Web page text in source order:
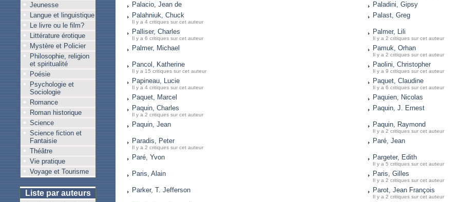
Jeunesse
Langue et linguistique
Le livre ou le film?
Littérature érotique
Mystère et Policier
Philosophie, religion
et spiritualité
Poésie
Psychologie et
Sociologie
Romance
Roman historique
Science
Science fiction et
Fantaisie
Théâtre
Vie pratique
Voyage et Tourisme
Liste par auteurs
Palacio, Jean de
Paladini, Gipsy
Palahniuk, Chuck
Il y a 4 critiques sur cet auteur
Palast, Greg
Palliser, Charles
Il y a 6 critiques sur cet auteur
Palmer, Lili
Il y a 2 critiques sur cet auteur
Palmer, Michael Pamuk, Orhan
Il y a 2 critiques sur cet auteur
Pancol, Katherine
Il y a 15 critiques sur cet auteur
Paolini, Christopher
Il y a 9 critiques sur cet auteur
Papineau, Lucie
Il y a 4 critiques sur cet auteur
Paquet, Claudine
Il y a 6 critiques sur cet auteur
Paquet, Marcel
Paquien, Nicolas
Paquin, Charles
Il y a 2 critiques sur cet auteur
Paquin, J. Ernest
Paquin, Jean Paquin, Raymond
Il y a 2 critiques sur cet auteur
Paradis, Peter
Il y a 2 critiques sur cet auteur
Paré, Jean
Paré, Yvon Pargeter, Edith
Il y a 5 critiques sur cet auteur
Paris, Alain Paris, Gilles
Il y a 2 critiques sur cet auteur
Parker, T. Jefferson Parot, Jean François
Il y a 2 critiques sur cet auteur